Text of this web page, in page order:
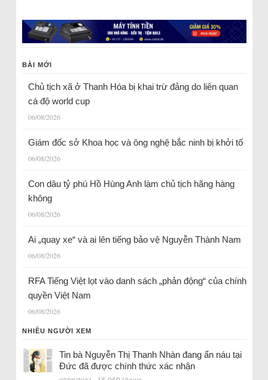
BÀI MỚI
Chủ tịch xã ở Thanh Hóa bị khai trừ đảng do liên quan
cá độ world cup
06/08/2026
Giám đốc sở Khoa học và ông nghệ bắc ninh bị khởi tố
06/08/2026
Con dâu tỷ phú Hồ Hùng Anh làm chủ tịch hãng hàng
không
06/08/2026
Ai „quay xe“ và ai lên tiếng bảo vệ Nguyễn Thành Nam
06/08/2026
RFA Tiếng Việt lọt vào danh sách „phản động“ của chính
quyền Việt Nam
06/08/2026
NHIỀU NGƯỜI XEM
Tin bà Nguyễn Thị Thanh Nhàn đang ẩn náu tại
Đức đã được chính thức xác nhận